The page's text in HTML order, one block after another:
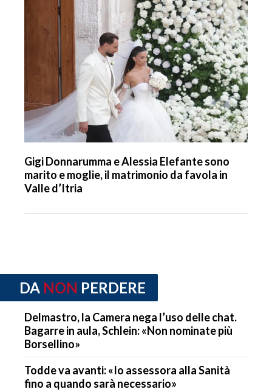
Gigi Donnarumma e Alessia Elefante sono
marito e moglie, il matrimonio da favola in
Valle d’Itria
DA NON PERDERE
Delmastro, la Camera nega l’uso delle chat.
Bagarre in aula, Schlein: «Non nominate più
Borsellino»
Todde va avanti: «Io assessora alla Sanità
fino a quando sarà necessario»